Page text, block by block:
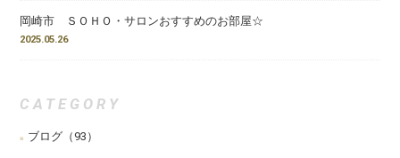
岡崎市 ＳＯＨＯ・サロンおすすめのお部屋☆
2025.05.26
CATEGORY
ブログ （93）